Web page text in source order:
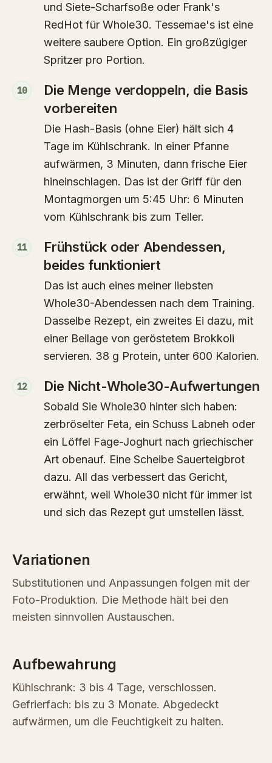
und Siete-Scharfsoße oder Frank's
RedHot für Whole30. Tessemae's ist eine
weitere saubere Option. Ein großzügiger
Spritzer pro Portion.
10
Die Menge verdoppeln, die Basis
vorbereiten
Die Hash-Basis (ohne Eier) hält sich 4
Tage im Kühlschrank. In einer Pfanne
aufwärmen, 3 Minuten, dann frische Eier
hineinschlagen. Das ist der Griff für den
Montagmorgen um 5:45 Uhr: 6 Minuten
vom Kühlschrank bis zum Teller.
11
Frühstück oder Abendessen,
beides funktioniert
Das ist auch eines meiner liebsten
Whole30-Abendessen nach dem Training.
Dasselbe Rezept, ein zweites Ei dazu, mit
einer Beilage von geröstetem Brokkoli
servieren. 38 g Protein, unter 600 Kalorien.
12 Die Nicht-Whole30-Aufwertungen
Sobald Sie Whole30 hinter sich haben:
zerbröselter Feta, ein Schuss Labneh oder
ein Löffel Fage-Joghurt nach griechischer
Art obenauf. Eine Scheibe Sauerteigbrot
dazu. All das verbessert das Gericht,
erwähnt, weil Whole30 nicht für immer ist
und sich das Rezept gut umstellen lässt.
Variationen
Substitutionen und Anpassungen folgen mit der
Foto-Produktion. Die Methode hält bei den
meisten sinnvollen Austauschen.
Aufbewahrung
Kühlschrank: 3 bis 4 Tage, verschlossen.
Gefrierfach: bis zu 3 Monate. Abgedeckt
aufwärmen, um die Feuchtigkeit zu halten.